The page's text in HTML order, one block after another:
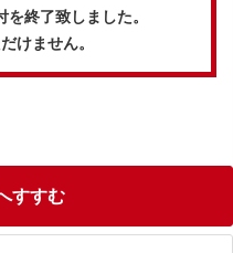
終了致しました。
けません。
すすむ